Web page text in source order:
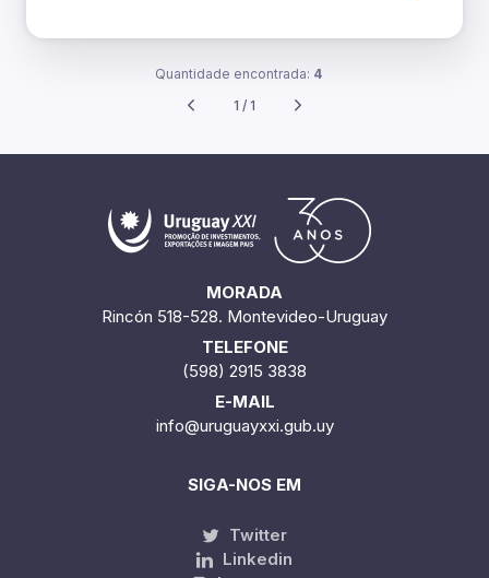
Quantidade encontrada: 4
1 / 1
MORADA
Rincón 518-528. Montevideo-Uruguay
TELEFONE
(598) 2915 3838
E-MAIL
info@uruguayxxi.gub.uy
SIGA-NOS EM
Twitter
Linkedin